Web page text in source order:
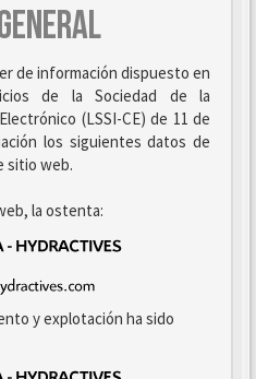
de información dispuesto en
de la Sociedad de la
(LSSI-CE) de 11 de
los siguientes datos de
sitio web.
la ostenta:
y explotación ha sido